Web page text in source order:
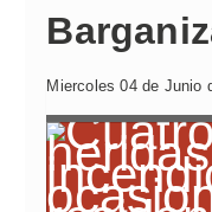
Miercoles 04 de Junio